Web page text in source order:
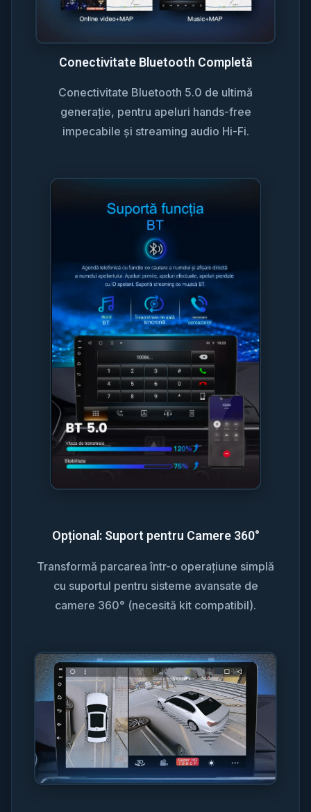
Conectivitate Bluetooth Completă
Conectivitate Bluetooth 5.0 de ultimă
generație, pentru apeluri hands-free
impecabile și streaming audio Hi-Fi.
Opțional: Suport pentru Camere 360°
Transformă parcarea într-o operațiune simplă
cu suportul pentru sisteme avansate de
camere 360° (necesită kit compatibil).